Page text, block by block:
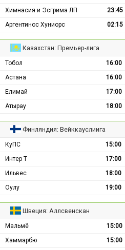
Химнасия и Эсгрима ЛП
23:45
Аргентинос Хуниорс
02:15
Казахстан: Премьер-лига
Тобол 16:00
Астана
16:00
Елимай
17:00
Атырау
18:00
Финляндия: Вейккауслиига
КуПС 15:00
Интер Т
17:00
Ильвес
18:00
Оулу
19:00
Швеция: Аллсвенскан
Мальмё 15:00
Хаммарбю
15:00